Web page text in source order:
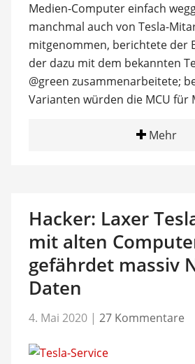
Medien-Computer einfach
manchmal auch von Tesla-
mitgenommen, berichtete der
der dazu mit dem bekannten
@green zusammenarbeitete;
Varianten würden die MCU für
Mehr
Hacker: Laxer
mit alten
gefährdet massiv
Daten
4. Mai 2020 | 27 Kommentare